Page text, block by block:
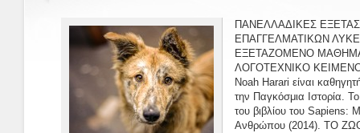
ΠΑΝΕΛΛΑΔΙΚΕΣ
ΕΠΑΓΓΕΛΜΑΤΙΚΩΝ
ΕΞΕΤΑΖΟΜΕΝΟ
ΛΟΓΟΤΕΧΝΙΚΟ ΚΕΙΜΕΝΟ
Noah Harari είναι
την Παγκόσμια Ιστορία.
του βιβλίου του Sapiens:
Ανθρώπου (2014). ΤΟ